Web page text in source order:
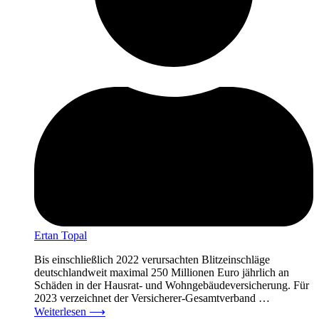
Ertan Topal
Bis einschließlich 2022 verursachten Blitzeinschläge
deutschlandweit maximal 250 Millionen Euro jährlich an
Schäden in der Hausrat- und Wohngebäudeversicherung. Für
2023 verzeichnet der Versicherer-Gesamtverband …
Weiterlesen ⟶